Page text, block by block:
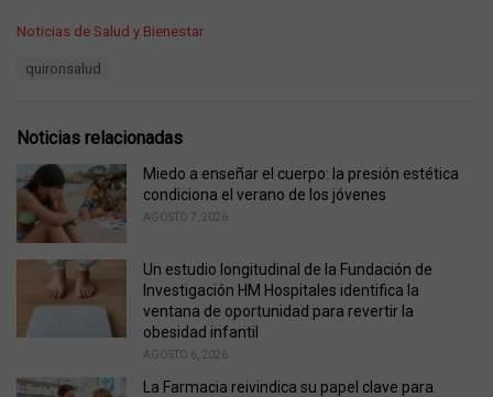
C
o
r
e
:
Noticias de Salud y Bienestar
:
quironsalud
Noticias relacionadas
Miedo a enseñar el cuerpo: la presión estética
condiciona el verano de los jóvenes
AGOSTO 7, 2026
Un estudio longitudinal de la Fundación de
Investigación HM Hospitales identifica la
ventana de oportunidad para revertir la
obesidad infantil
AGOSTO 6, 2026
La Farmacia reivindica su papel clave para